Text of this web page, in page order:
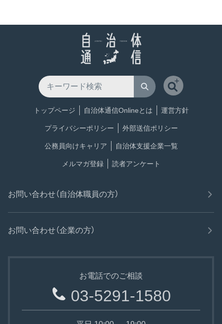
トップページ 自治体通信Onlineとは 運営方針
プライバシーポリシー 外部送信ポリシー
公務員向けキャリア 自治体支援企業一覧
メルマガ登録 読者アンケート
お問い合わせ（自治体職員の方）
お問い合わせ（企業の方）
お電話でのご相談
03-5291-1580